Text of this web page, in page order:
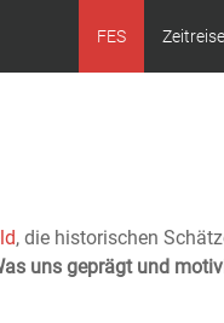
FES Zeitreise
, die historischen
uns geprägt und